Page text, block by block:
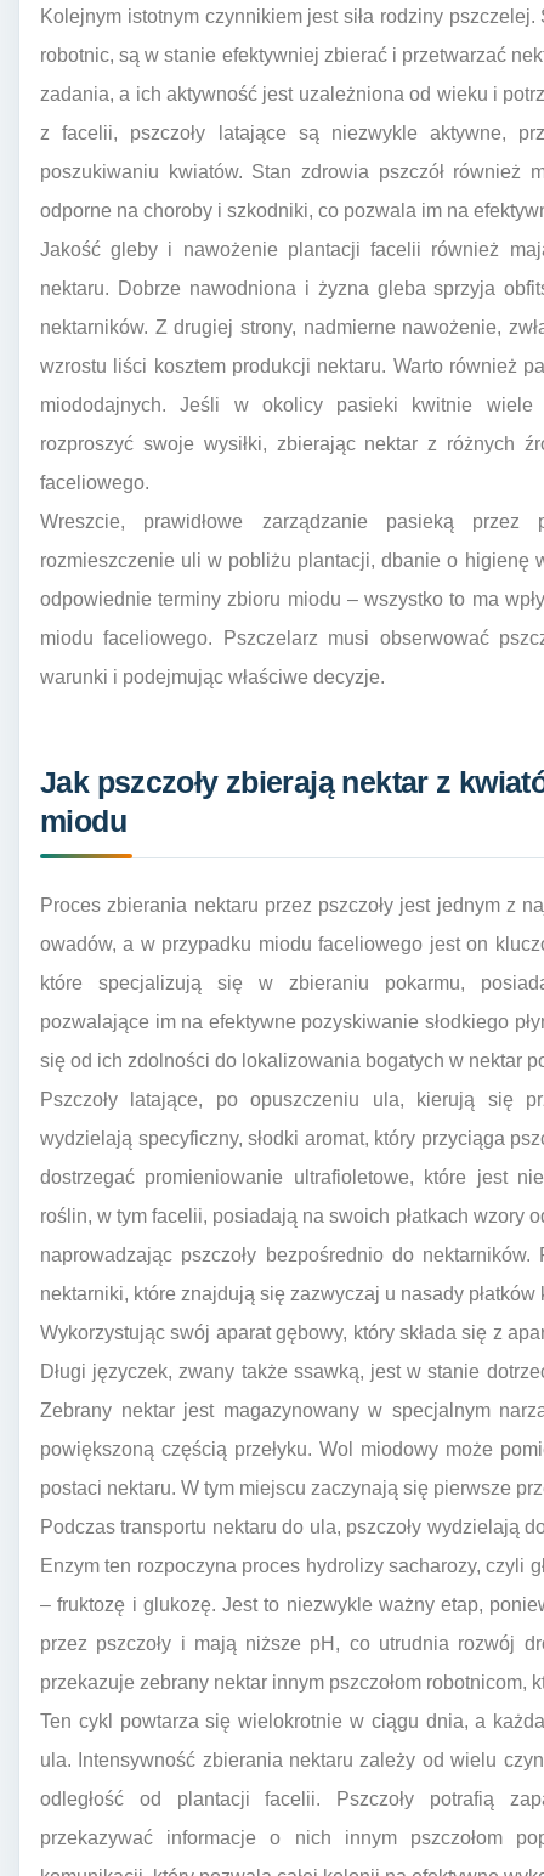
Kolejnym istotnym czynnikiem jest siła rodziny
robotnic, są w stanie efektywniej zbierać i przetwarzać
zadania, a ich aktywność jest uzależniona od wieku i
z facelii, pszczoły latające są niezwykle aktywne,
poszukiwaniu kwiatów. Stan zdrowia pszczół również
odporne na choroby i szkodniki, co pozwala im na
Jakość gleby i nawożenie plantacji facelii również
nektaru. Dobrze nawodniona i żyzna gleba sprzyja
nektarników. Z drugiej strony, nadmierne nawożenie,
wzrostu liści kosztem produkcji nektaru. Warto również
miododajnych. Jeśli w okolicy pasieki kwitnie wiele
rozproszyć swoje wysiłki, zbierając nektar z różnych
faceliowego.
Wreszcie, prawidłowe zarządzanie pasieką przez
rozmieszczenie uli w pobliżu plantacji, dbanie o higienę
odpowiednie terminy zbioru miodu – wszystko to ma
miodu faceliowego. Pszczelarz musi obserwować
warunki i podejmując właściwe decyzje.
Jak pszczoły zbierają nektar z
miodu
Proces zbierania nektaru przez pszczoły jest jednym z
owadów, a w przypadku miodu faceliowego jest on
które specjalizują się w zbieraniu pokarmu,
pozwalające im na efektywne pozyskiwanie słodkiego
się od ich zdolności do lokalizowania bogatych w nektar
Pszczoły latające, po opuszczeniu ula, kierują się
wydzielają specyficzny, słodki aromat, który przyciąga
dostrzegać promieniowanie ultrafioletowe, które jest
roślin, w tym facelii, posiadają na swoich płatkach wzory
naprowadzając pszczoły bezpośrednio do
nektarniki, które znajdują się zazwyczaj u nasady płatków
Wykorzystując swój aparat gębowy, który składa się z
Długi języczek, zwany także ssawką, jest w stanie
Zebrany nektar jest magazynowany w specjalnym
powiększoną częścią przełyku. Wol miodowy może
postaci nektaru. W tym miejscu zaczynają się pierwsze
Podczas transportu nektaru do ula, pszczoły wydzielają
Enzym ten rozpoczyna proces hydrolizy sacharozy, czyli
– fruktozę i glukozę. Jest to niezwykle ważny etap,
przez pszczoły i mają niższe pH, co utrudnia rozwój
przekazuje zebrany nektar innym pszczołom robotnicom,
Ten cykl powtarza się wielokrotnie w ciągu dnia, a
ula. Intensywność zbierania nektaru zależy od wielu
odległość od plantacji facelii. Pszczoły potrafią
przekazywać informacje o nich innym pszczołom